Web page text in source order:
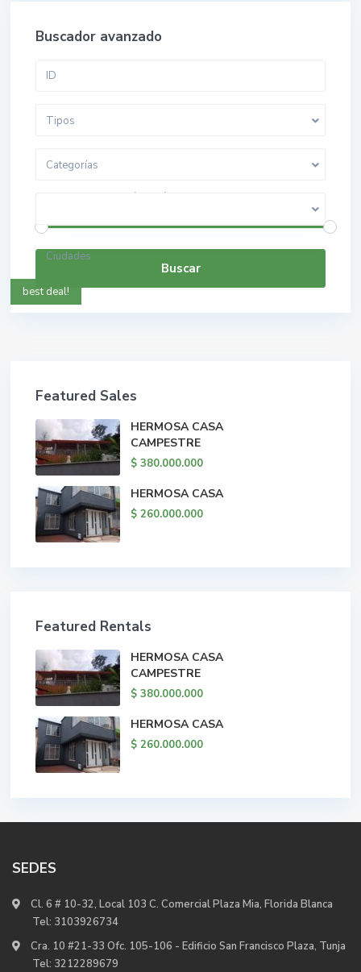
Buscador avanzado
Tipos
Categorías
Rango de precios: $ 0 a $ 5.000.000.000
Ciudades
Buscar
best deal!
Featured Sales
HERMOSA CASA
CAMPESTRE
$ 380.000.000
HERMOSA CASA
$ 260.000.000
Featured Rentals
HERMOSA CASA
CAMPESTRE
$ 380.000.000
HERMOSA CASA
$ 260.000.000
SEDES
Cl. 6 # 10-32, Local 103 C. Comercial Plaza Mia, Florida Blanca
Tel: 3103926734
Cra. 10 #21-33 Ofc. 105-106 - Edificio San Francisco Plaza, Tunja
Tel: 3212289679